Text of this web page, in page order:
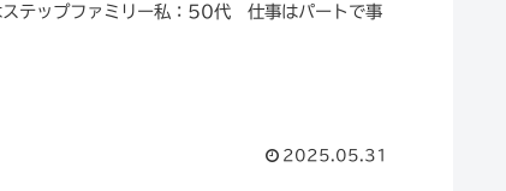
ステップファミリー私：50代 仕事はパートで事
2025.05.31